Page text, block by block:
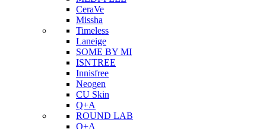
CeraVe
Missha
Timeless
Laneige
SOME BY MI
ISNTREE
Innisfree
Neogen
CU Skin
Q+A
ROUND LAB
Q+A